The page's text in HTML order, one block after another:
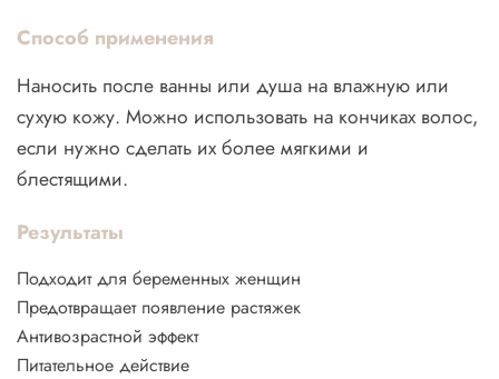
Способ применения
Наносить после ванны или душа на влажную или
сухую кожу. Можно использовать на кончиках волос,
если нужно сделать их более мягкими и
блестящими.
Результаты
Подходит для беременных женщин
Предотвращает появление растяжек
Антивозрастной эффект
Питательное действие